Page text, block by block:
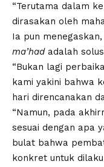
“Terutama dalam
dirasakan oleh
Ia pun
ma’hadadalah
“Bukan lagi
kami yakini bahwa
hari direncanakan
“Namun, pada
sesuai dengan apa
bulat bahwa
konkret untuk